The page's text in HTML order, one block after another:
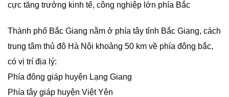
cực tăng trưởng kinh tế, công nghiệp lớn phía Bắc
Thành phố Bắc Giang nằm ở phía tây tỉnh Bắc Giang, cách
trung tâm thủ đô Hà Nội khoảng 50 km về phía đông bắc,
có vị trí địa lý:
Phía đông giáp huyện Lạng Giang
Phía tây giáp huyện Việt Yên